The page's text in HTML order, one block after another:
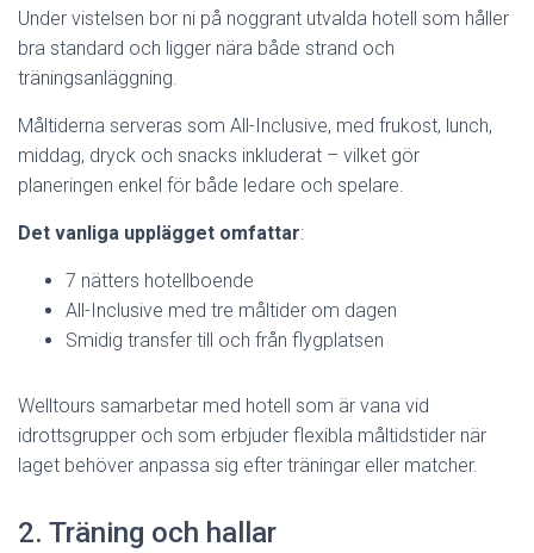
Under vistelsen bor ni på noggrant utvalda hotell som håller
bra standard och ligger nära både strand och
träningsanläggning.
Måltiderna serveras som All-Inclusive, med frukost, lunch,
middag, dryck och snacks inkluderat – vilket gör
planeringen enkel för både ledare och spelare.
Det vanliga upplägget omfattar:
7 nätters hotellboende
All-Inclusive med tre måltider om dagen
Smidig transfer till och från flygplatsen
Welltours samarbetar med hotell som är vana vid
idrottsgrupper och som erbjuder flexibla måltidstider när
laget behöver anpassa sig efter träningar eller matcher.
2. Träning och hallar